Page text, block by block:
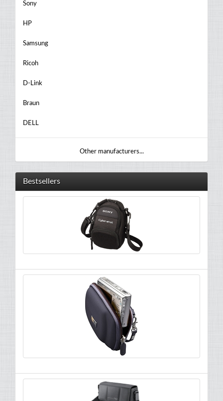
Sony
HP
Samsung
Ricoh
D-Link
Braun
DELL
Other manufacturers...
Bestsellers